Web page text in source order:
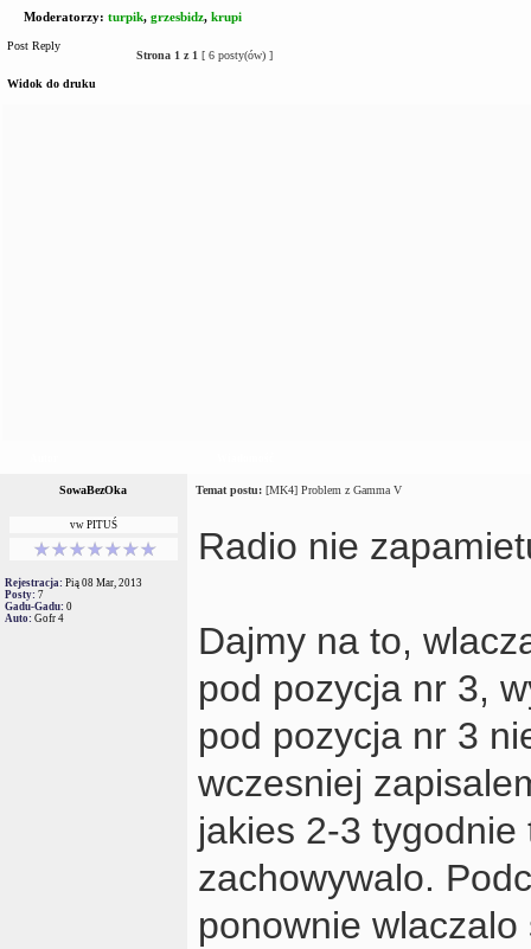
Moderatorzy: turpik, grzesbidz, krupi
Post Reply
Strona 1 z 1 [ 6 posty(ów) ]
Widok do druku
SowaBezOka Temat postu: [MK4] Problem z Gamma V
vw PITUŚ
Rejestracja: Pią 08 Mar, 2013
Posty: 7
Gadu-Gadu: 0
Auto: Gofr 4
Radio nie
Dajmy na to,
pod pozycja nr 3,
pod pozycja nr 3
wczesniej
jakies 2-3
zachowywalo.
ponownie